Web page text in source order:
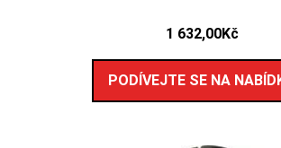
1 632,00Kč
PODÍVEJTE SE NA